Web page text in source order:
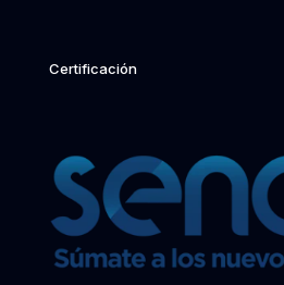
Certificación